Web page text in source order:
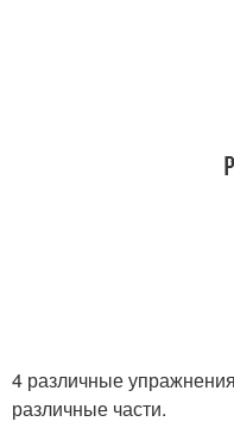
4 различные
различные части.